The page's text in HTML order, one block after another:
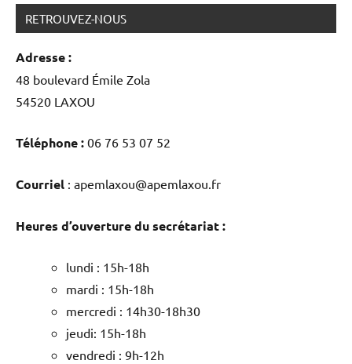
RETROUVEZ-NOUS
Adresse :
48 boulevard Émile Zola
54520 LAXOU
Téléphone : 06 76 53 07 52
Courriel : apemlaxou@apemlaxou.fr
Heures d’ouverture du secrétariat :
lundi : 15h-18h
mardi : 15h-18h
mercredi : 14h30-18h30
jeudi: 15h-18h
vendredi : 9h-12h